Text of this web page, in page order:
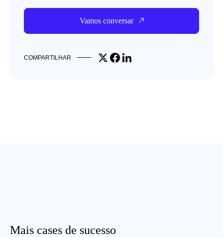
Vamos conversar
COMPARTILHAR Share on X
Share on Facebook
Share on LinkedIn
Mais cases de sucesso